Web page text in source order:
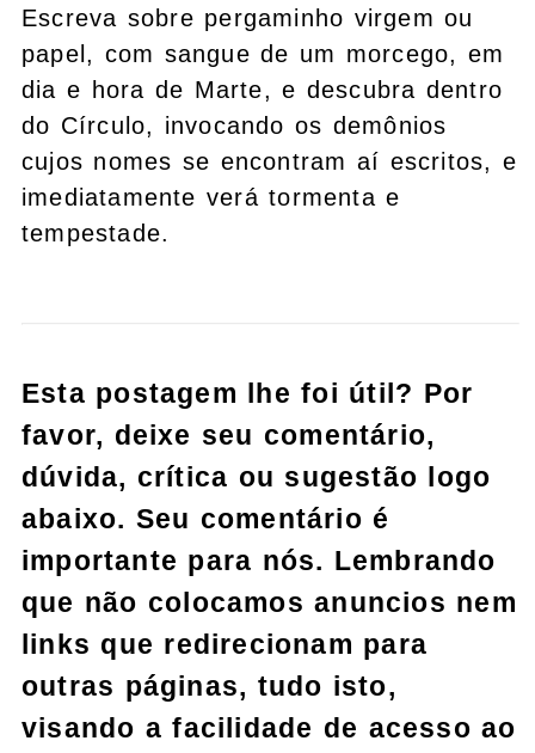
Escreva sobre pergaminho virgem ou
papel, com sangue de um morcego, em
dia e hora de Marte, e descubra dentro
do Círculo, invocando os demônios
cujos nomes se encontram aí escritos, e
imediatamente verá tormenta e
tempestade.
Esta postagem lhe foi útil? Por
favor, deixe seu comentário,
dúvida, crítica ou sugestão logo
abaixo. Seu comentário é
importante para nós. Lembrando
que não colocamos anuncios nem
links que redirecionam para
outras páginas, tudo isto,
visando a facilidade de acesso ao